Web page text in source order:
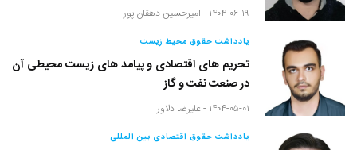
۱۴۰۴-۰۶-۱۹ - امیرحسین دهقان پور
یادداشت حقوق محیط زیست
تحریم های اقتصادی و پیامد های زیست محیطی آن
در صنعت نفت و گاز
۱۴۰۴-۰۵-۰۱ - علیرضا دلاور
یادداشت حقوق اقتصادی بین المللی